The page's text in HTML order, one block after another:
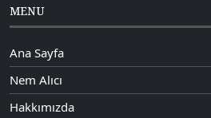
MENU
Ana Sayfa
Nem Alıcı
Hakkımızda